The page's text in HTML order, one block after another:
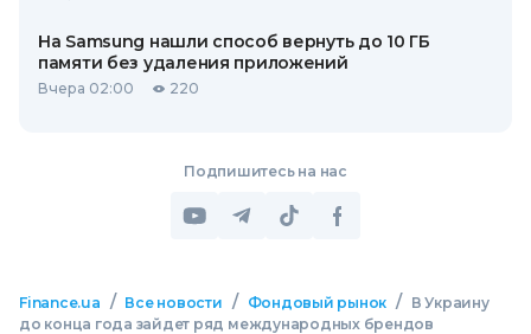
На Samsung нашли способ вернуть до 10 ГБ
памяти без удаления приложений
Вчера 02:00 220
Подпишитесь на нас
Finance.ua / Все новости / Фондовый рынок /
В Украину
до конца года зайдет ряд международных брендов